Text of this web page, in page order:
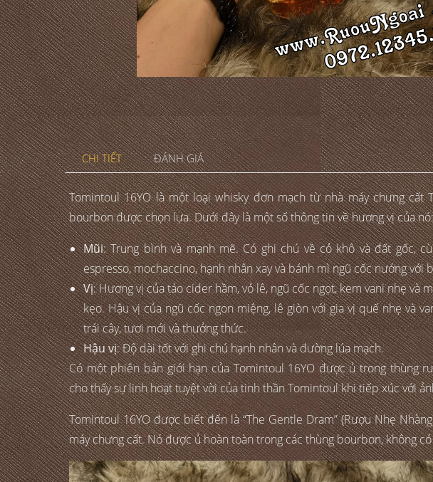
CHI TIẾT ĐÁNH GIÁ
Tomintoul 16YO là một loại whisky đơn mạch từ nhà máy chưng cất
bourbon được chọn lựa. Dưới đây là một số thông tin về hương vị của nó:
Mũi: Trung bình và mạnh mẽ. Có ghi chú về cỏ khô và đất gốc,
espresso, mochaccino, hạnh nhân xay và bánh mì ngũ cốc nướng với
Vị: Hương vị của táo cider hầm, vỏ lê, ngũ cốc ngọt, kem vani nhẹ và
kẹo. Hậu vị của ngũ cốc ngon miệng, lê giòn với gia vị quế nhẹ và
trái cây, tươi mới và thưởng thức.
Hậu vị: Độ dài tốt với ghi chú hạnh nhân và đường lúa mạch.
Có một phiên bản giới hạn của Tomintoul 16YO được ủ trong thùng
cho thấy sự linh hoạt tuyệt vời của tinh thần Tomintoul khi tiếp xúc với
Tomintoul 16YO được biết đến là “The Gentle Dram” (Rượu Nhẹ
máy chưng cất. Nó được ủ hoàn toàn trong các thùng bourbon, không